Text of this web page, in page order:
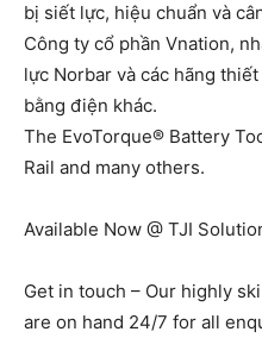
bị siết lực, hiệu chuẩn và
Công ty cổ phần Vnation,
lực Norbar và các hãng
bằng điện khác.
The EvoTorque® Battery
Rail and many others.
Available Now @ TJI
Get in touch – Our highly
are on hand 24/7 for all